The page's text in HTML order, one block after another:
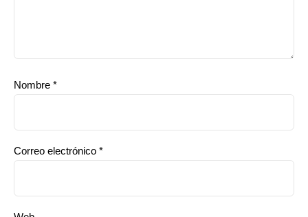
Nombre *
Correo electrónico *